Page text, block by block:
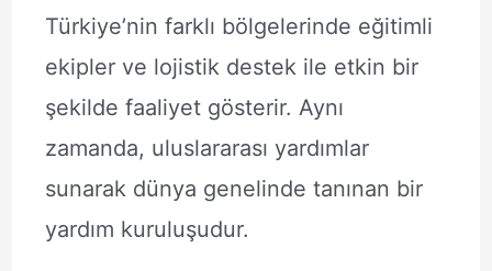
Türkiye’nin farklı bölgelerinde eğitimli
ekipler ve lojistik destek ile etkin bir
şekilde faaliyet gösterir. Aynı
zamanda, uluslararası yardımlar
sunarak dünya genelinde tanınan bir
yardım kuruluşudur.